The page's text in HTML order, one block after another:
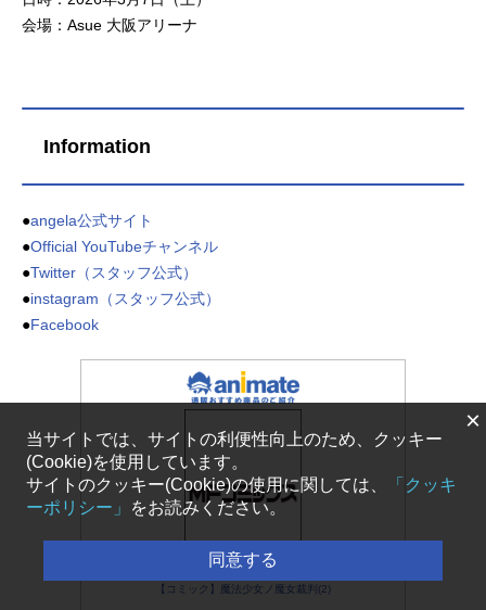
会場：Asue 大阪アリーナ
Information
●angela公式サイト
●Official YouTubeチャンネル
●Twitter（スタッフ公式）
●instagram（スタッフ公式）
●Facebook
【コミック】魔法少女ノ魔女裁判(2)
×
当サイトでは、サイトの利便性向上のため、クッキー
(Cookie)を使用しています。
サイトのクッキー(Cookie)の使用に関しては、
「クッキ
ーポリシー」
をお読みください。
同意する